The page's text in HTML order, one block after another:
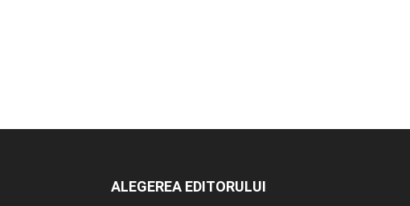
ALEGEREA EDITORULUI